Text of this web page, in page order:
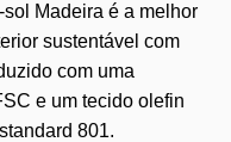
Madeira é a melhor
sustentável com
com uma
e um tecido olefin
801.